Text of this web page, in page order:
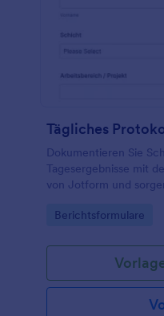
Tägliches
Dokumentieren Sie
Tagesergebnisse mit
von Jotform und
Go to Category:
Berichtsformulare